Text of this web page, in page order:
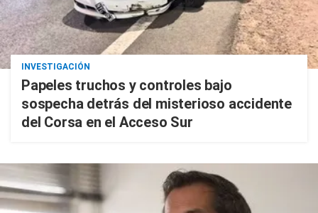
INVESTIGACIÓN
Papeles truchos y controles bajo
sospecha detrás del misterioso accidente
del Corsa en el Acceso Sur